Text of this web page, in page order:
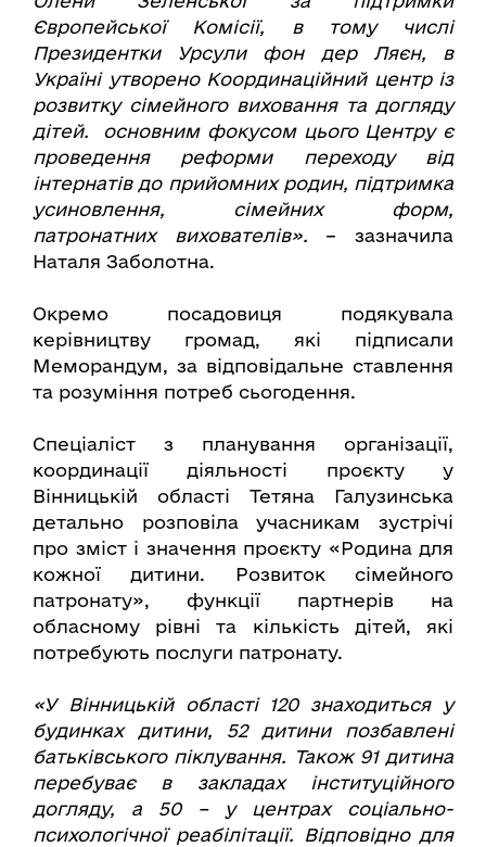
Європейської Комісії, в тому числі
Президентки Урсули фон дер Ляєн, в
Україні утворено Координаційний центр із
розвитку сімейного виховання та догляду
дітей. основним фокусом цього Центру є
проведення реформи переходу від
інтернатів до прийомних родин, підтримка
усиновлення, сімейних форм,
патронатних вихователів». – зазначила
Наталя Заболотна.
Окремо посадовиця подякувала
керівництву громад, які підписали
Меморандум, за відповідальне ставлення
та розуміння потреб сьогодення.
Спеціаліст з планування організації,
координації діяльності проєкту у
Вінницькій області Тетяна Галузинська
детально розповіла учасникам зустрічі
про зміст і значення проєкту «Родина для
кожної дитини. Розвиток сімейного
патронату», функції партнерів на
обласному рівні та кількість дітей, які
потребують послуги патронату.
«У Вінницькій області 120 знаходиться у
будинках дитини, 52 дитини позбавлені
батьківського піклування. Також 91 дитина
перебуває в закладах інституційного
догляду, а 50 – у центрах соціально-
психологічної реабілітації. Відповідно для